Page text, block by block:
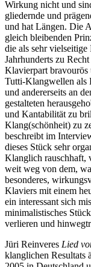
Wirkung nicht und
gliedernde und
und hat Längen. Die
gleich bleibenden
die als sehr
Jahrhunderts zu
Klavierpart bravourös
Tutti-Klangwellen als
und andererseits an
gestalteten
und Kantabilität zu
Klang(schönheit) zu
beschreibt im
dieses Stück sehr
Klanglich rauschhaft,
weit weg von dem,
besonderes,
Klaviers mit einem
ein interessant sich
minimalistisches
verlieren und
Jüri Reinveres Lied
klanglichen Resultats